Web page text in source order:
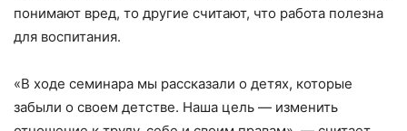
понимают вред, то другие считают, что работа полезна
для воспитания.
«В ходе семинара мы рассказали о детях, которые
забыли о своем детстве. Наша цель — изменить